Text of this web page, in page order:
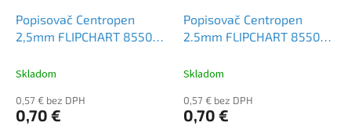
Popisovač Centropen
2,5mm FLIPCHART 8550
Skladom
0,57 € bez DPH
0,70 €
Popisovač Centropen
2.5mm FLIPCHART 8550
Skladom
0,57 € bez DPH
0,70 €